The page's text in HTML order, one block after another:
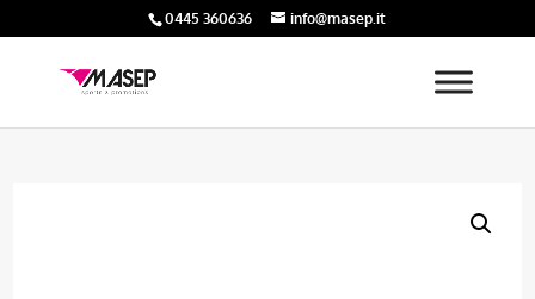
0445 360636 info@masep.it